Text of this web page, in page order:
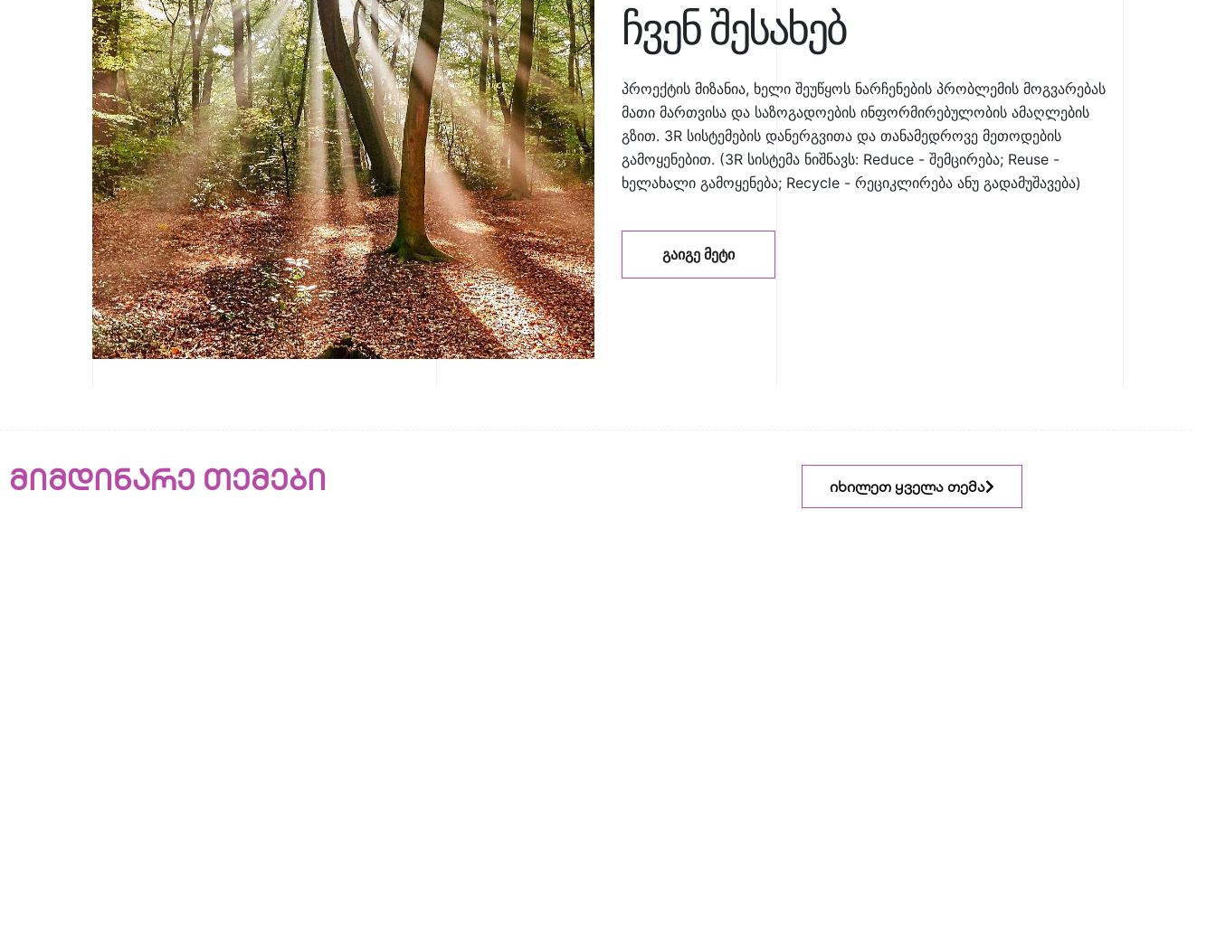
ჩვენ შესახებ
პროექტის მიზანია, ხელი შეუწყოს ნარჩენების პრობლემის მოგვარებას
მათი მართვისა და საზოგადოების ინფორმირებულობის ამაღლების
გზით. 3R სისტემების დანერგვითა და თანამედროვე მეთოდების
გამოყენებით. (3R სისტემა ნიშნავს: Reduce - შემცირება; Reuse -
ხელახალი გამოყენება; Recycle - რეციკლირება ანუ გადამუშავება)
ᲒᲐᲘᲒᲔ ᲛᲔᲢᲘ
მიმდინარე თემები იხილეთ ყველა თემა